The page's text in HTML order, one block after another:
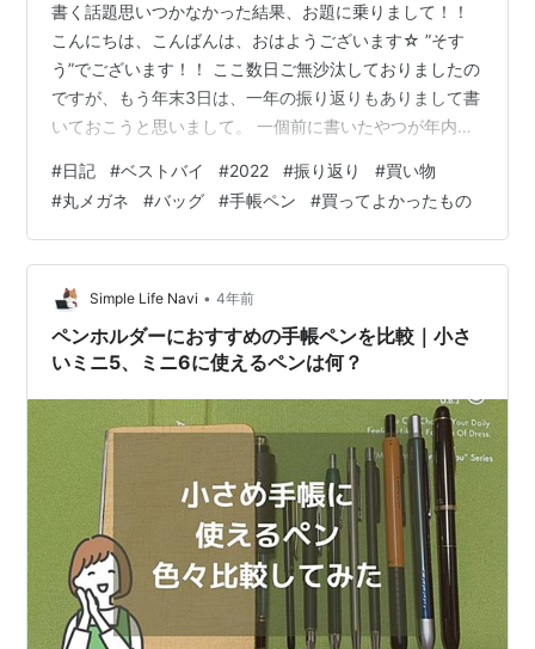
書く話題思いつかなかった結果、お題に乗りまして！！
こんにちは、こんばんは、おはようございます☆ ”そす
う”でございます！！ ここ数日ご無沙汰しておりましたの
ですが、もう年末3日は、一年の振り返りもありまして書
いておこうと思いまして。 一個前に書いたやつが年内最
早速。 1.丸メガネ 丸メガネ 今年のベストバイを考えた際
に、一瞬で出てきた。今年の私を語るうえでは絶対に外
せないもの。 今年の夏、8月中に買ったもの。 それまで
は、ずっとずっとずー－－っと、普通の四角型のメガネ
だった。それを、丸メガネに変えた。 それだけで、なん
かめっちゃあか抜けた！…
#日記 #ベストバイ #2022 #振り返り #買い物
#丸メガネ #バッグ #手帳ペン #買ってよかったもの
Simple Life Navi • 4年前
ペンホルダーにおすすめの手帳ペンを比較｜小さ
いミニ5、ミニ6に使えるペンは何？